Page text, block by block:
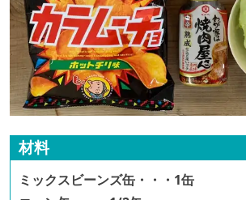
材料
ミックスビーンズ缶・・・1缶